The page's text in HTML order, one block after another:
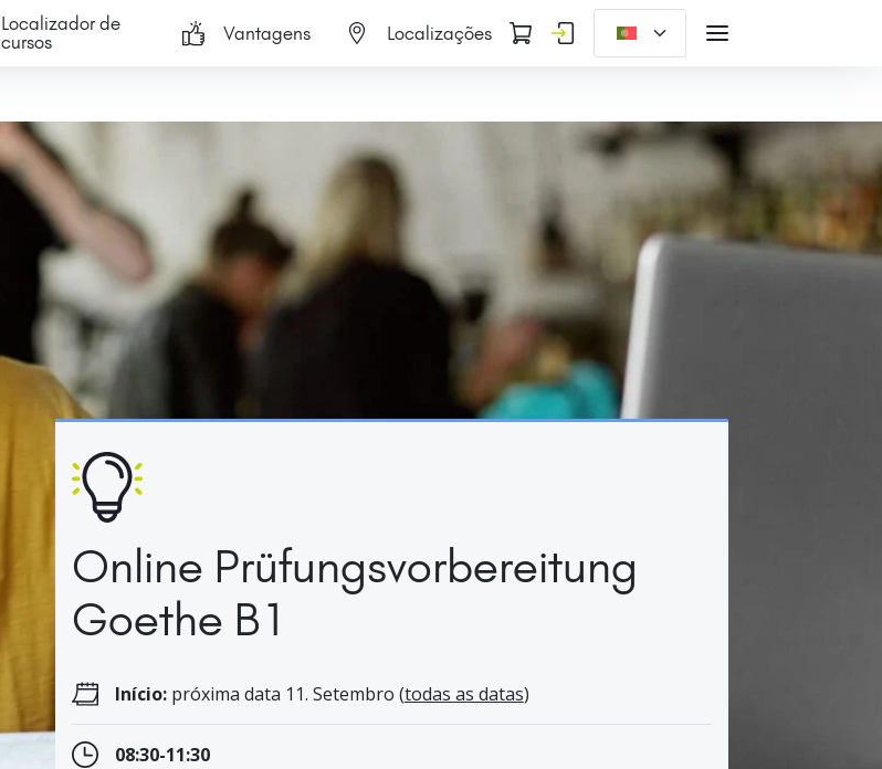
Localizador de
cursos
Vantagens Localizações
Online Prüfungsvorbereitung
Goethe B1
Início:próxima data 11. Setembro (todas as datas)
08:30-11:30